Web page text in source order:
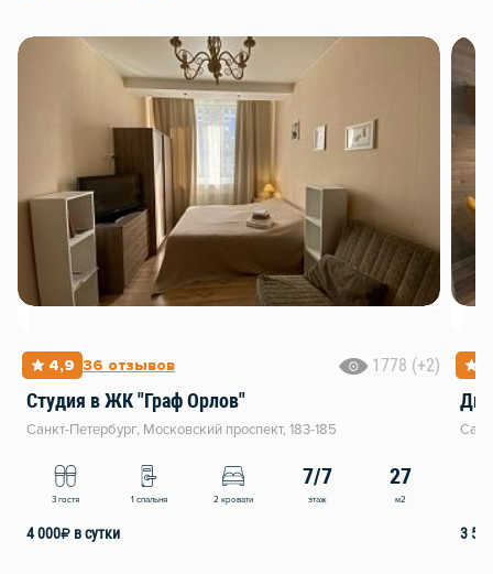
4,9 36 отзывов
1778 (+2)
Студия в ЖК "Граф Орлов"
Санкт-Петербург, Московский проспект, 183-185
3 гостя 1 спальня 2 кровати
7/7
этаж
27
м2
4 000₽ в сутки 3 500